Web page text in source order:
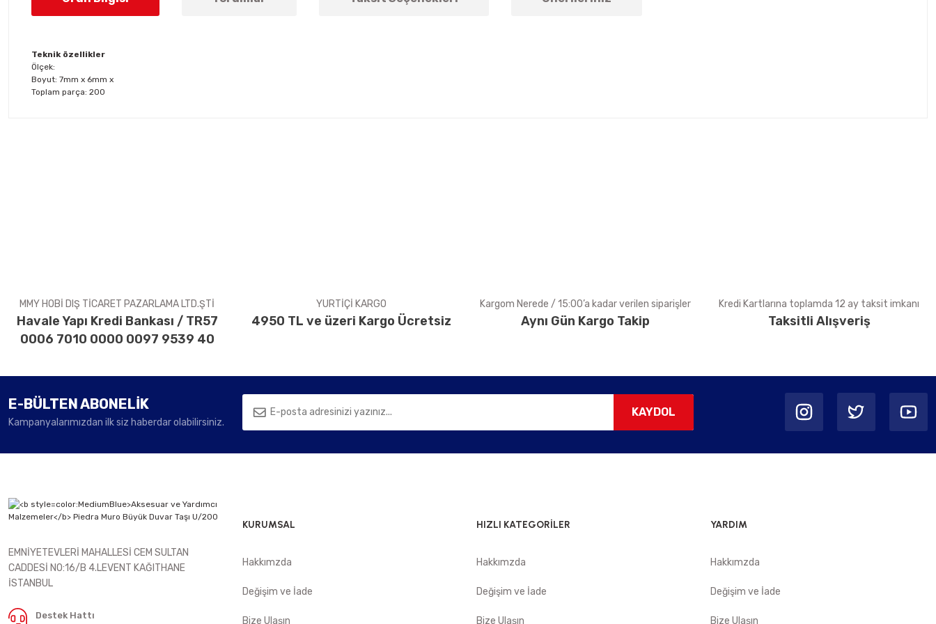
Teknik özellikler
Ölçek:
Boyut: 7mm x 6mm x
Toplam parça: 200
MMY HOBİ DIŞ TİCARET PAZARLAMA LTD.ŞTİ
Havale Yapı Kredi Bankası / TR57
0006 7010 0000 0097 9539 40
YURTİÇİ KARGO
4950 TL ve üzeri Kargo Ücretsiz
Kargom Nerede / 15:00’a kadar verilen siparişler
Aynı Gün Kargo Takip
Kredi Kartlarına toplamda 12 ay taksit imkanı
Taksitli Alışveriş
E-BÜLTEN ABONELİK
Kampanyalarımızdan ilk siz haberdar olabilirsiniz.
KAYDOL
EMNİYETEVLERİ MAHALLESİ CEM SULTAN
CADDESİ NO:16/B 4.LEVENT KAĞITHANE
İSTANBUL
Destek Hattı
KURUMSAL
Hakkımzda
Değişim ve İade
Bize Ulaşın
HIZLI KATEGORİLER
Hakkımzda
Değişim ve İade
Bize Ulaşın
YARDIM
Hakkımzda
Değişim ve İade
Bize Ulaşın